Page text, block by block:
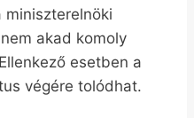
miniszterelnöki
akad komoly
esetben a
végére tolódhat.